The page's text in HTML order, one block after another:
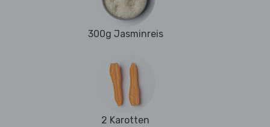
300g Jasminreis
2 Karotten